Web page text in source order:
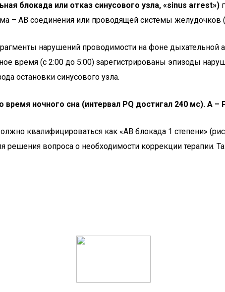
блокада или отказ синусового узла, «sinus arrest»)
– АВ соединения или проводящей системы желудочков
нарушений проводимости на фоне дыхательной
время (с 2:00 до 5:00) зарегистрированы эпизоды
остановки синусового узла.
ночного сна (интервал PQ достигал 240 мс). А –
квалифицироваться как «АВ блокада 1 степени»
решения вопроса о необходимости коррекции